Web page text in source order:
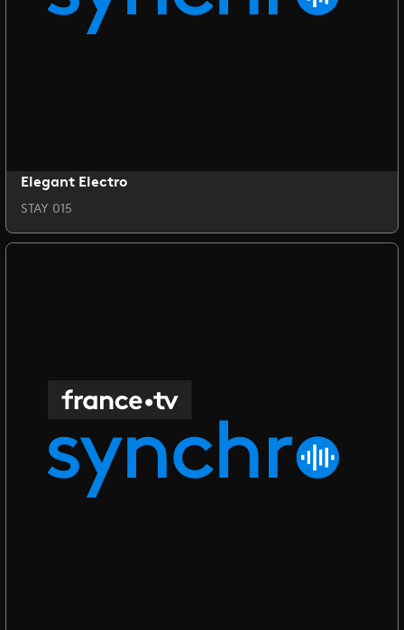
Elegant Electro
STAY 015